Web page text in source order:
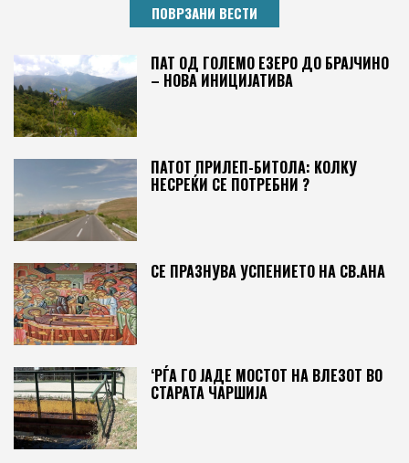
ПОВРЗАНИ ВЕСТИ
ПАТ ОД ГОЛЕМО ЕЗЕРО ДО БРАЈЧИНО
– НОВА ИНИЦИЈАТИВА
ПАТОТ ПРИЛЕП-БИТОЛА: КОЛКУ
НЕСРЕЌИ СЕ ПОТРЕБНИ ?
СЕ ПРАЗНУВА УСПЕНИЕТО НА СВ.АНА
‘РЃА ГО ЈАДЕ МОСТОТ НА ВЛЕЗОТ ВО
СТАРАТА ЧАРШИЈА